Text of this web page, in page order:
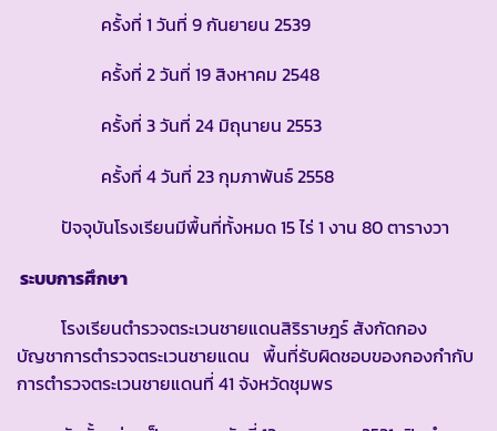
ครั้งที่ 1 วันที่ 9 กันยายน 2539
ครั้งที่ 2 วันที่ 19 สิงหาคม 2548
ครั้งที่ 3 วันที่ 24 มิถุนายน 2553
ครั้งที่ 4 วันที่ 23 กุมภาพันธ์ 2558
ปัจจุบันโรงเรียนมีพื้นที่ทั้งหมด 15 ไร่ 1 งาน 80 ตารางวา
ระบบการศึกษา
โรงเรียนตำรวจตระเวนชายแดนสิริราษฎร์ สังกัดกอง
บัญชาการตำรวจตระเวนชายแดน พื้นที่รับผิดชอบของกองกำกับ
การตำรวจตระเวนชายแดนที่ 41 จังหวัดชุมพร